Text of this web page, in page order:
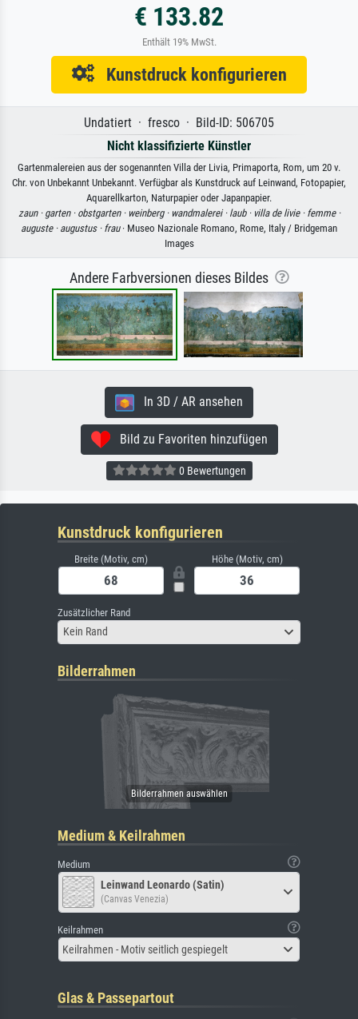
€ 133.82
Enthält 19% MwSt.
Kunstdruck konfigurieren
Undatiert · fresco · Bild-ID: 506705
Nicht klassifizierte Künstler
Gartenmalereien aus der sogenannten Villa der Livia, Primaporta, Rom, um 20 v.
Chr. von Unbekannt Unbekannt. Verfügbar als Kunstdruck auf Leinwand, Fotopapier,
Aquarellkarton, Naturpapier oder Japanpapier.
zaun · garten · obstgarten · weinberg · wandmalerei · laub · villa de livie · femme ·
auguste · augustus · frau· Museo Nazionale Romano, Rome, Italy / Bridgeman
Images
Andere Farbversionen dieses Bildes
In 3D / AR ansehen
Bild zu Favoriten hinzufügen
0 Bewertungen
Kunstdruck konfigurieren
Breite (Motiv, cm) Höhe (Motiv, cm)
Zusätzlicher Rand
Kein Rand
Bilderrahmen
Medium & Keilrahmen
Medium
Leinwand Leonardo (Satin)
(Canvas Venezia)
Keilrahmen
Keilrahmen - Motiv seitlich gespiegelt
Glas & Passepartout